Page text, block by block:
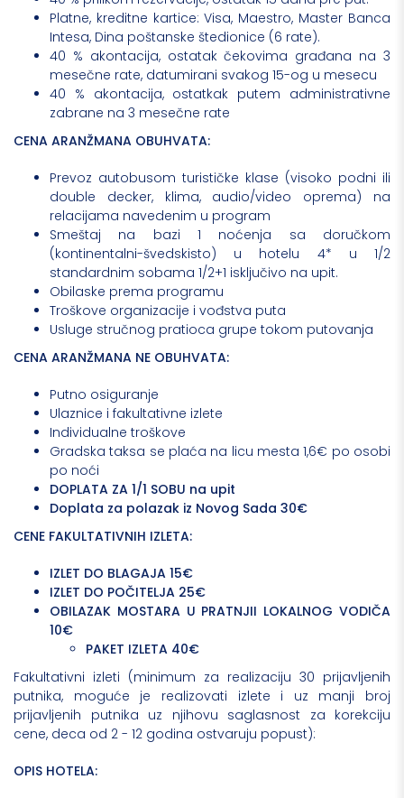
Platne, kreditne kartice: Visa, Maestro, Master Banca
Intesa, Dina poštanske štedionice (6 rate).
40 % akontacija, ostatak čekovima građana na 3
mesečne rate, datumirani svakog 15-og u mesecu
40 % akontacija, ostatkak putem administrativne
zabrane na 3 mesečne rate
CENA ARANŽMANA OBUHVATA:
Prevoz autobusom turističke klase (visoko podni ili
double decker, klima, audio/video oprema) na
relacijama navedenim u program
Smeštaj na bazi 1 noćenja sa doručkom
(kontinentalni-švedskisto) u hotelu 4* u 1/2
standardnim sobama 1/2+1 isključivo na upit.
Obilaske prema programu
Troškove organizacije i vođstva puta
Usluge stručnog pratioca grupe tokom putovanja
CENA ARANŽMANA NE OBUHVATA:
Putno osiguranje
Ulaznice i fakultativne izlete
Individualne troškove
Gradska taksa se plaća na licu mesta 1,6€ po osobi
po noći
DOPLATA ZA 1/1 SOBU na upit
Doplata za polazak iz Novog Sada 30€
CENE FAKULTATIVNIH IZLETA:
IZLET DO BLAGAJA 15€
IZLET DO POČITELJA 25€
OBILAZAK MOSTARA U PRATNJII LOKALNOG VODIČA
10€
PAKET IZLETA 40€
Fakultativni izleti (minimum za realizaciju 30 prijavljenih
putnika, moguće je realizovati izlete i uz manji broj
prijavljenih putnika uz njihovu saglasnost za korekciju
cene, deca od 2 - 12 godina ostvaruju popust):
OPIS HOTELA: